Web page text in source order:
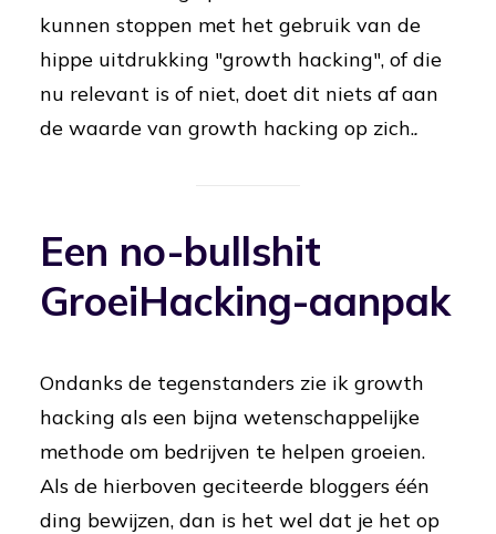
kunnen stoppen met het gebruik van de
hippe uitdrukking "growth hacking", of die
nu relevant is of niet, doet dit niets af aan
de waarde van growth hacking op zich..
Een no-bullshit
GroeiHacking-aanpak
Ondanks de tegenstanders zie ik growth
hacking als een bijna wetenschappelijke
methode om bedrijven te helpen groeien.
Als de hierboven geciteerde bloggers één
ding bewijzen, dan is het wel dat je het op